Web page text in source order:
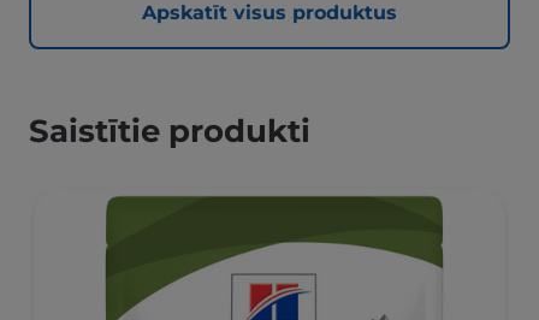
Apskatīt visus produktus
Saistītie produkti